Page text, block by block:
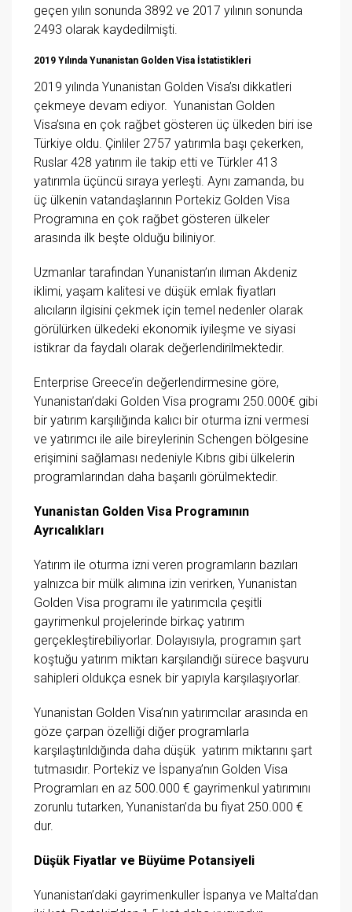
geçen yılın sonunda 3892 ve 2017 yılının sonunda
2493 olarak kaydedilmişti.
2019 Yılında Yunanistan Golden Visa İstatistikleri
2019 yılında Yunanistan Golden Visa’sı dikkatleri
çekmeye devam ediyor. Yunanistan Golden
Visa’sına en çok rağbet gösteren üç ülkeden biri ise
Türkiye oldu. Çinliler 2757 yatırımla başı çekerken,
Ruslar 428 yatırım ile takip etti ve Türkler 413
yatırımla üçüncü sıraya yerleşti. Aynı zamanda, bu
üç ülkenin vatandaşlarının Portekiz Golden Visa
Programına en çok rağbet gösteren ülkeler
arasında ilk beşte olduğu biliniyor.
Uzmanlar tarafından Yunanistan’ın ılıman Akdeniz
iklimi, yaşam kalitesi ve düşük emlak fiyatları
alıcıların ilgisini çekmek için temel nedenler olarak
görülürken ülkedeki ekonomik iyileşme ve siyasi
istikrar da faydalı olarak değerlendirilmektedir.
Enterprise Greece’in değerlendirmesine göre,
Yunanistan’daki Golden Visa programı 250.000€ gibi
bir yatırım karşılığında kalıcı bir oturma izni vermesi
ve yatırımcı ile aile bireylerinin Schengen bölgesine
erişimini sağlaması nedeniyle Kıbrıs gibi ülkelerin
programlarından daha başarılı görülmektedir.
Yunanistan Golden Visa Programının
Ayrıcalıkları
Yatırım ile oturma izni veren programların bazıları
yalnızca bir mülk alımına izin verirken, Yunanistan
Golden Visa programı ile yatırımcıla çeşitli
gayrimenkul projelerinde birkaç yatırım
gerçekleştirebiliyorlar. Dolayısıyla, programın şart
koştuğu yatırım miktarı karşılandığı sürece başvuru
sahipleri oldukça esnek bir yapıyla karşılaşıyorlar.
Yunanistan Golden Visa’nın yatırımcılar arasında en
göze çarpan özelliği diğer programlarla
karşılaştırıldığında daha düşük yatırım miktarını şart
tutmasıdır. Portekiz ve İspanya’nın Golden Visa
Programları en az 500.000 € gayrimenkul yatırımını
zorunlu tutarken, Yunanistan’da bu fiyat 250.000 €
dur.
Düşük Fiyatlar ve Büyüme Potansiyeli
Yunanistan’daki gayrimenkuller İspanya ve Malta’dan